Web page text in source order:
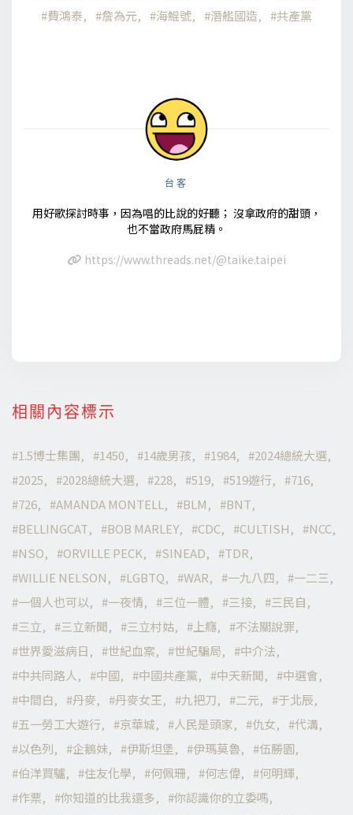
費鴻泰
詹為元 海鯤號 潛艦國造 共產黨
台客
用好歌探討時事，因為唱的比說的好聽； 沒拿政府的甜頭，
也不當政府馬屁精。
https://www.threads.net/@taike.taipei
相關內容標示
1.5博士集團 1450 14歲男孩 1984
2024總統大選
2025
2028總統大選 228 519 519遊行
716
726
AMANDA MONTELL BLM
BNT
BELLINGCAT
BOB MARLEY CDC CULTISH
NCC
NSO
ORVILLE PECK SINEAD
TDR
WILLIE NELSON
LGBTQ WAR 一九八四
一二三
一個人也可以
一夜情 三位一體 三接
三民自
三立
三立新聞 三立村姑 上癮
不法關說罪
世界愛滋病日
世紀血案 世紀騙局
中介法
中共同路人
中國 中國共產黨 中天新聞
中選會
中間白
丹麥 丹麥女王 九把刀 二元
于北辰
五一勞工大遊行
京華城 人民是頭家 仇女
代溝
以色列
企鵝妹 伊斯坦堡 伊瑪莫魯
伍勝園
伯洋買驢
住友化學 何佩珊 何志偉
何明輝
作票
你知道的比我還多
你認識你的立委嗎